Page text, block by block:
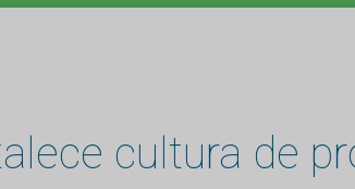
cultura de